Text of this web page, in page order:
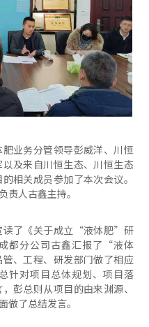
业务分管领导彭威洋、川恒
及来自川恒生态、川恒生态
相关成员参加了本次会议。
责人古鑫主持。
读了《关于成立“液体肥”研
都分公司古鑫汇报了“液体
、工程、研发部门做了相应
针对项目总体规划、项目落
彭总则从项目的由来渊源、
做了总结发言。